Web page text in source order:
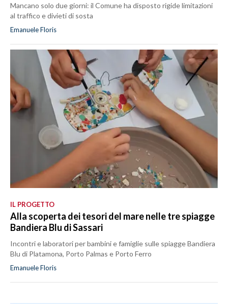
Mancano solo due giorni: il Comune ha disposto rigide limitazioni
al traffico e divieti di sosta
Emanuele Floris
IL PROGETTO
Alla scoperta dei tesori del mare nelle tre spiagge
Bandiera Blu di Sassari
Incontri e laboratori per bambini e famiglie sulle spiagge Bandiera
Blu di Platamona, Porto Palmas e Porto Ferro
Emanuele Floris